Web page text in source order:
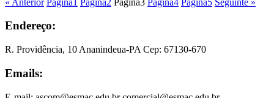
Endereço:
R. Providência, 10 Ananindeua-PA Cep: 67130-670
Emails: